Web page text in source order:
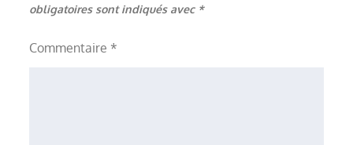
obligatoires sont indiqués avec *
Commentaire *